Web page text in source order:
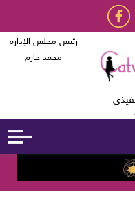
رئيس مجلس الإدارة
محمد حازم